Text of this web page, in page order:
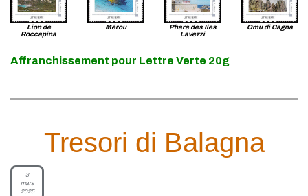
Lion de
Roccapina
Mérou
Phare des Iles
Lavezzi
Omu di Cagna
Affranchissement pour Lettre Verte 20g
Tresori di Balagna
3
mars
2025